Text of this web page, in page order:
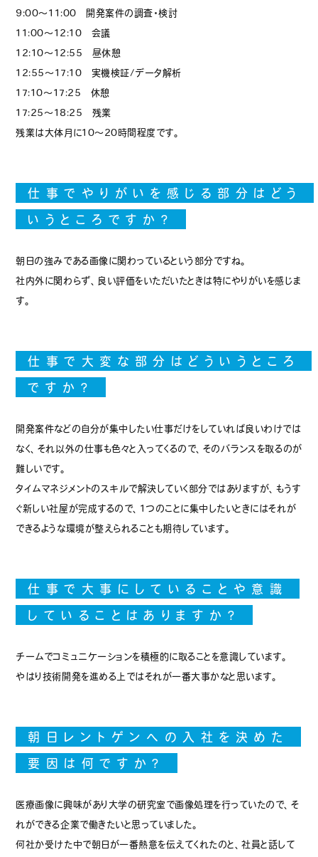
9:00～11:00 開発案件の調査・検討
11:00～12:10 会議
12:10～12:55 昼休憩
12:55～17:10 実機検証/データ解析
17:10～17:25 休憩
17:25～18:25 残業
残業は大体月に10～20時間程度です。
仕事でやりがいを感じる部分はどう
いうところですか？
朝日の強みである画像に関わっているという部分ですね。
社内外に関わらず、良い評価をいただいたときは特にやりがいを感じま
す。
仕事で大変な部分はどういうところ
ですか？
開発案件などの自分が集中したい仕事だけをしていれば良いわけでは
なく、それ以外の仕事も色々と入ってくるので、そのバランスを取るのが
難しいです。
タイムマネジメントのスキルで解決していく部分ではありますが、もうす
ぐ新しい社屋が完成するので、1つのことに集中したいときにはそれが
できるような環境が整えられることも期待しています。
仕事で大事にしていることや意識
していることはありますか？
チームでコミュニケーションを積極的に取ることを意識しています。
やはり技術開発を進める上ではそれが一番大事かなと思います。
朝日レントゲンへの入社を決めた
要因は何ですか？
医療画像に興味があり大学の研究室で画像処理を行っていたので、そ
れができる企業で働きたいと思っていました。
何社か受けた中で朝日が一番熱意を伝えてくれたのと、社員と話して